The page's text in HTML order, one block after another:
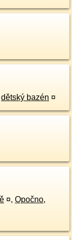
dětský bazén ¤
¤, Opočno,